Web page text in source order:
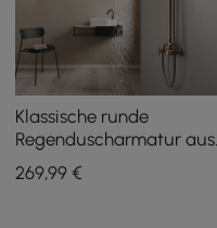
Klassische runde
Regenduscharmatur aus
offenem antikem Messing
mit zwei Griffen, massives
269,99 €